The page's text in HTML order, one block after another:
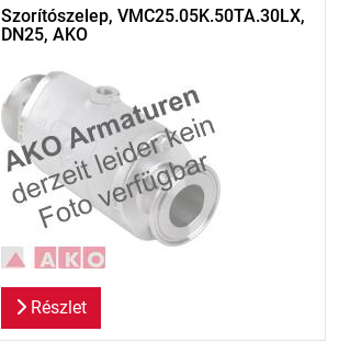
Szorítószelep, VMC25.05K.50TA.30LX,
DN25, AKO
Részlet